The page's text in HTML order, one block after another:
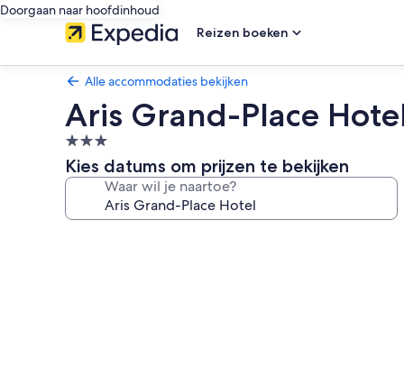
Doorgaan naar hoofdinhoud
Reizen boeken
Alle accommodaties bekijken
Aris Grand-Place
3.0-
sterrenaccommodatie
Kies datums om prijzen te bekijken
Waar wil je naartoe?